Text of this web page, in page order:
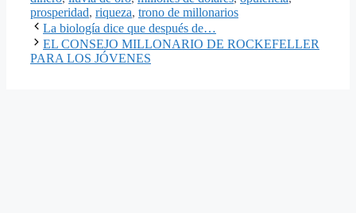
prosperidad, riqueza, trono de millonarios
La biología dice que después de…
EL CONSEJO MILLONARIO DE ROCKEFELLER
PARA LOS JÓVENES